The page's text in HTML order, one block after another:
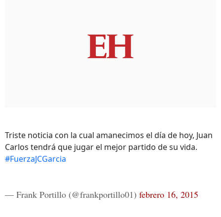
Triste noticia con la cual amanecimos el día de hoy, Juan
Carlos tendrá que jugar el mejor partido de su vida.
#FuerzaJCGarcia
— Frank Portillo (@frankportillo01) febrero 16, 2015